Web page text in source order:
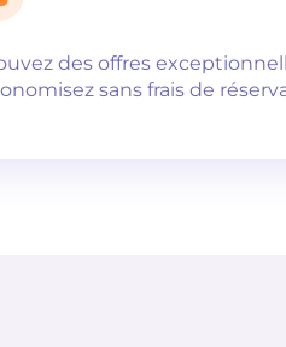
des offres
sans frais de